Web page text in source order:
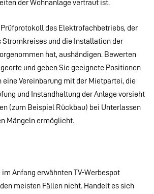
der Wohnanlage vertraut ist.
des Elektrofachbetriebs, der
Stromkreises und die Installation der
hat, aushändigen. Bewerten
und geben Sie geeignete Positionen
eine Vereinbarung mit der Mietpartei, die
und Instandhaltung der Anlage vorsieht
(zum Beispiel Rückbau) bei Unterlassen
Mängeln ermöglicht.
Anfang erwähnten TV-Werbespot
meisten Fällen nicht. Handelt es sich